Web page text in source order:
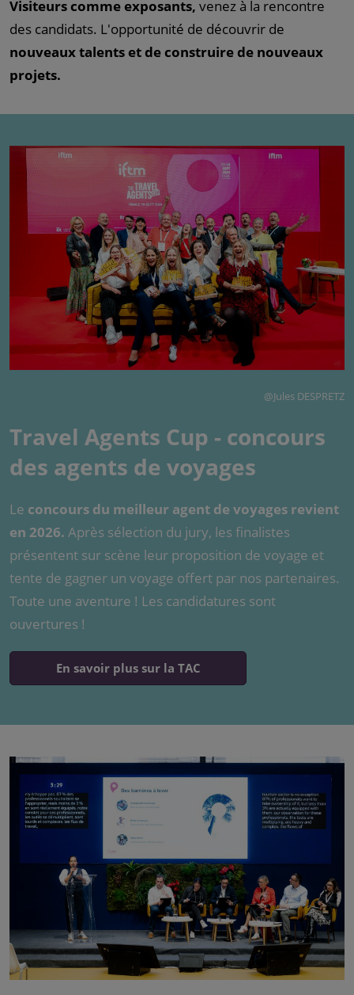
Visiteurs comme exposants, venez à la rencontre
des candidats. L'opportunité de découvrir de
nouveaux talents et de construire de nouveaux
projets.
@Jules DESPRETZ
Travel Agents Cup - concours
des agents de voyages
Le concours du meilleur agent de voyages revient
en 2026. Après sélection du jury, les finalistes
présentent sur scène leur proposition de voyage et
tente de gagner un voyage offert par nos partenaires.
Toute une aventure ! Les candidatures sont
ouvertures !
En savoir plus sur la TAC